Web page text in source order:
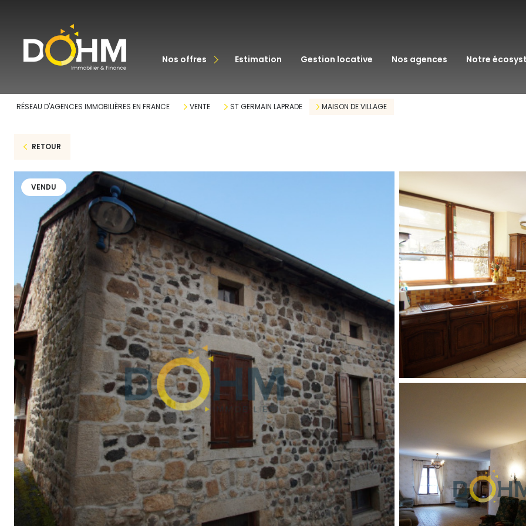
nos offres
acheter estimation gestion locative nos agences notre
courtage en
RÉSEAU D'AGENCES IMMOBILIÈRES EN FRANCE VENTE ST GERMAIN LAPRADE MAISON DE VILLAGE
RETOUR
VENDU